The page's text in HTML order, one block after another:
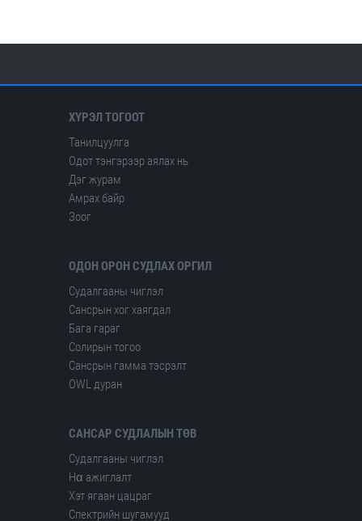
ХҮРЭЛ ТОГООТ
Танилцуулга
Одот тэнгэрээр аялах нь
Дэг журам
Амрах байр
Зоог
ОДОН ОРОН СУДЛАХ ОРГИЛ
Судалгааны чиглэл
Сансрын хог хаягдал
Бага гараг
Солирын тогоо
Сансрын гамма тэсрэлт
OWL дуран
САНСАР СУДЛАЛЫН ТӨВ
Судалгааны чиглэл
Hα ажиглалт
Хэт ягаан цацраг
Спектрийн шугамууд